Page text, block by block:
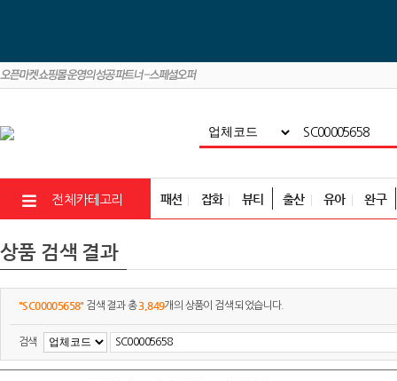
전체카테고리 패션 잡화 뷰티 출산 유아 완구
상품 검색 결과
"SC00005658" 검색 결과 총3,849개의 상품이 검색 되었습니다.
검색